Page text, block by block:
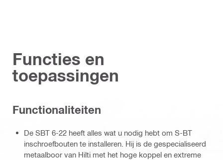
Functies en
toepassingen
Functionaliteiten
De SBT 6-22 heeft alles wat u nodig hebt om S-BT
inschroefbouten te installeren. Hij is de gespecialiseerd
metaalboor van Hilti met het hoge koppel en extreme